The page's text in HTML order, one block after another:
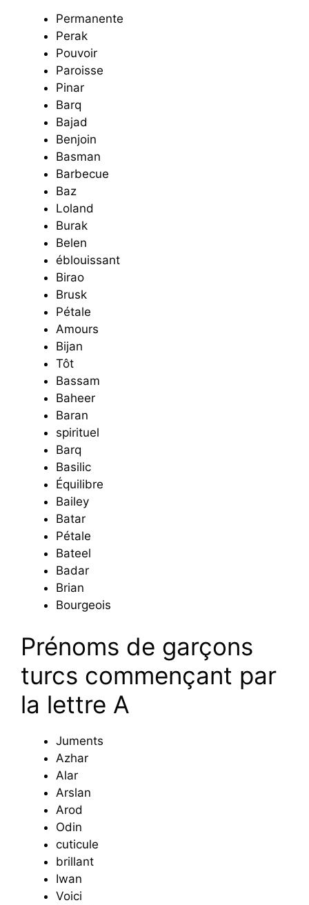
Permanente
Perak
Pouvoir
Paroisse
Pinar
Barq
Bajad
Benjoin
Basman
Barbecue
Baz
Loland
Burak
Belen
éblouissant
Birao
Brusk
Pétale
Amours
Bijan
Tôt
Bassam
Baheer
Baran
spirituel
Barq
Basilic
Équilibre
Bailey
Batar
Pétale
Bateel
Badar
Brian
Bourgeois
Prénoms de garçons
turcs commençant par
la lettre A
Juments
Azhar
Alar
Arslan
Arod
Odin
cuticule
brillant
Iwan
Voici